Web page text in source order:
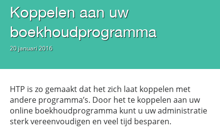
Koppelen aan uw
boekhoudprogramma
20 januari 2016
HTP is zo gemaakt dat het zich laat koppelen met
andere programma’s. Door het te koppelen aan uw
online boekhoudprogramma kunt u uw administratie
sterk vereenvoudigen en veel tijd besparen.